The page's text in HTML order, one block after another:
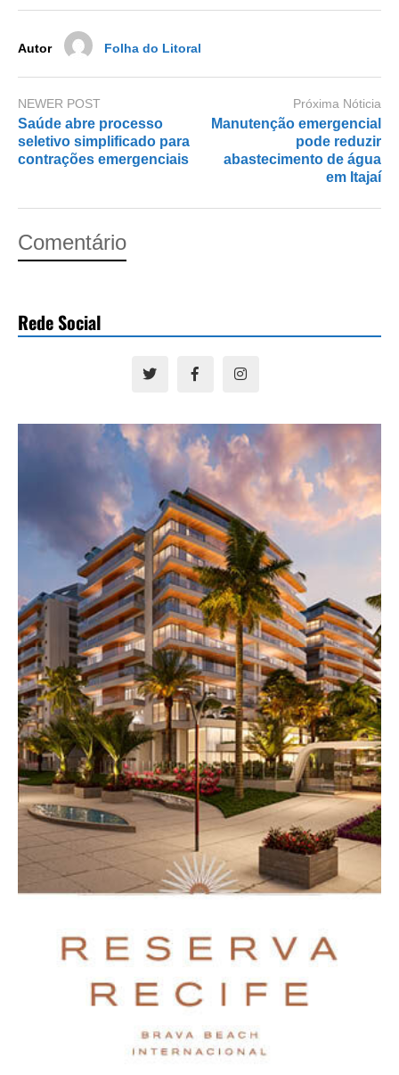
Autor Folha do Litoral
NEWER POST
Saúde abre processo
seletivo simplificado para
contrações emergenciais
Próxima Nóticia
Manutenção emergencial
pode reduzir
abastecimento de água
em Itajaí
Comentário
Rede Social